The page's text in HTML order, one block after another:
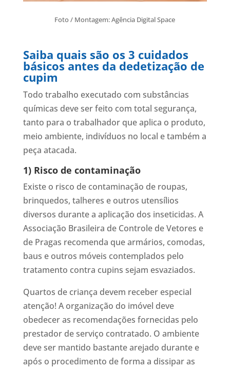
Foto / Montagem: Agência Digital Space
Saiba quais são os 3 cuidados
básicos antes da dedetização de
cupim
Todo trabalho executado com substâncias
químicas deve ser feito com total segurança,
tanto para o trabalhador que aplica o produto,
meio ambiente, indivíduos no local e também a
peça atacada.
1) Risco de contaminação
Existe o risco de contaminação de roupas,
brinquedos, talheres e outros utensílios
diversos durante a aplicação dos inseticidas. A
Associação Brasileira de Controle de Vetores e
de Pragas recomenda que armários, comodas,
baus e outros móveis contemplados pelo
tratamento contra cupins sejam esvaziados.
Quartos de criança devem receber especial
atenção! A organização do imóvel deve
obedecer as recomendações fornecidas pelo
prestador de serviço contratado. O ambiente
deve ser mantido bastante arejado durante e
após o procedimento de forma a dissipar as